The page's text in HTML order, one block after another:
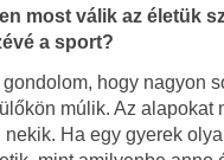
most válik az életük
a sport?
gondolom, hogy nagyon
múlik. Az alapokat
nekik. Ha egy gyerek